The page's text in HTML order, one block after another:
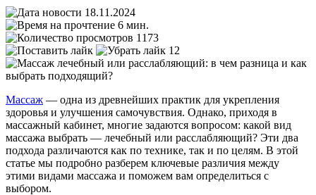
18.11.2024
6 мин.
1173
12
Массаж — одна из древнейших практик для укрепления
здоровья и улучшения самочувствия. Однако, приходя в
массажный кабинет, многие задаются вопросом: какой вид
массажа выбрать — лечебный или расслабляющий? Эти два
подхода различаются как по технике, так и по целям. В этой
статье мы подробно разберем ключевые различия между
этими видами массажа и поможем вам определиться с
выбором.